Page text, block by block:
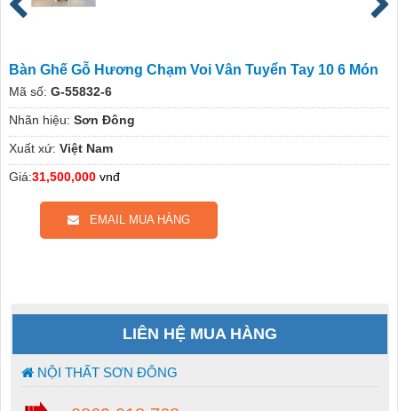
Bàn Ghế Gỗ Hương Chạm Voi Vân Tuyển Tay 10 6 Món
Mã số: G-55832-6
Nhãn hiệu: Sơn Đông
Xuất xứ: Việt Nam
Giá:31,500,000 vnđ
EMAIL MUA HÀNG
LIÊN HỆ MUA HÀNG
NỘI THẤT SƠN ĐÔNG